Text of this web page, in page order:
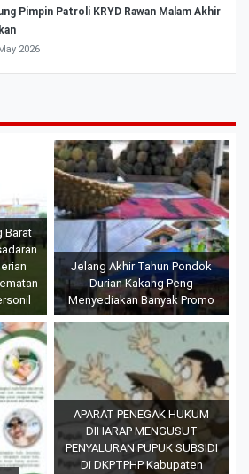
Pimpin Patroli KRYD Rawan Malam Akhir
2026
Barat
Jelang Akhir Tahun Pondok
Durian Kakang Peng
Menyediakan Banyak Promo
APARAT PENEGAK HUKUM
DIHARAP MENGUSUT
PENYALURAN PUPUK SUBSIDI
Di DKPTPHP Kabupaten